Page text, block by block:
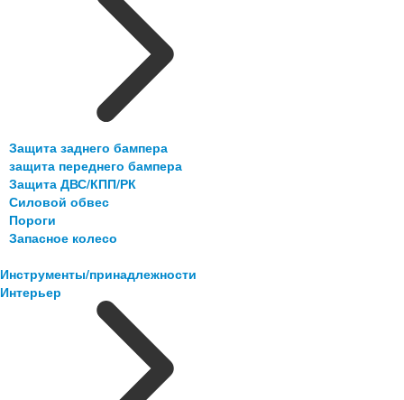
Защита заднего бампера
защита переднего бампера
Защита ДВС/КПП/РК
Силовой обвес
Пороги
Запасное колесо
Инструменты/принадлежности
Интерьер